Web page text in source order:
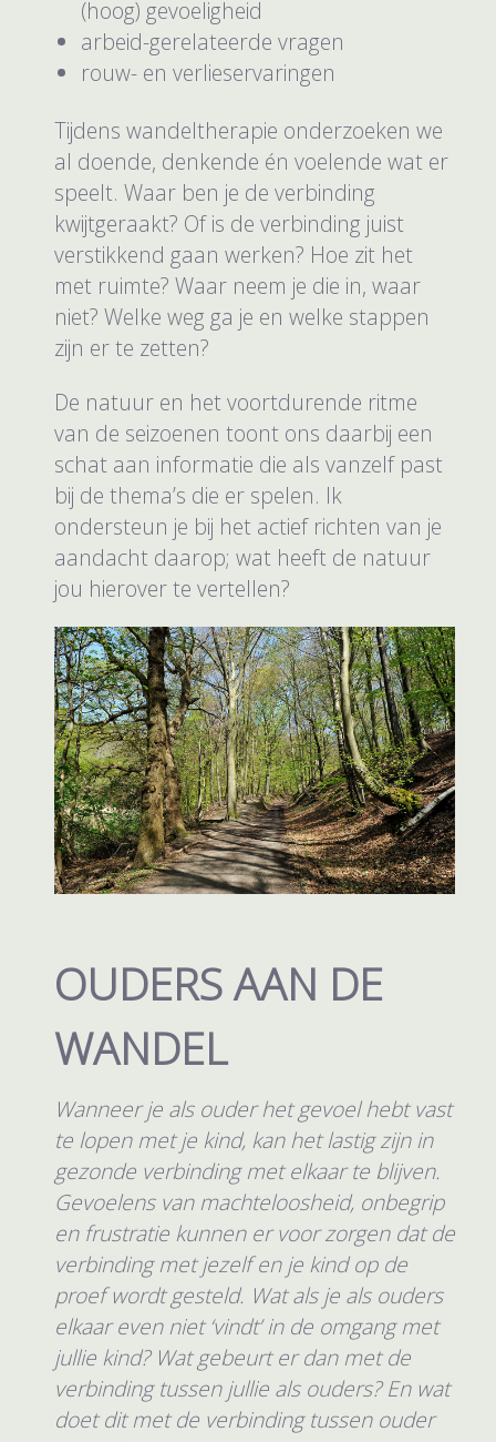
(hoog) gevoeligheid
arbeid-gerelateerde vragen
rouw- en verlieservaringen
Tijdens wandeltherapie onderzoeken we
al doende, denkende én voelende wat er
speelt. Waar ben je de verbinding
kwijtgeraakt? Of is de verbinding juist
verstikkend gaan werken? Hoe zit het
met ruimte? Waar neem je die in, waar
niet? Welke weg ga je en welke stappen
zijn er te zetten?
De natuur en het voortdurende ritme
van de seizoenen toont ons daarbij een
schat aan informatie die als vanzelf past
bij de thema’s die er spelen. Ik
ondersteun je bij het actief richten van je
aandacht daarop; wat heeft de natuur
jou hierover te vertellen?
OUDERS AAN DE
WANDEL
Wanneer je als ouder het gevoel hebt vast
te lopen met je kind, kan het lastig zijn in
gezonde verbinding met elkaar te blijven.
Gevoelens van machteloosheid, onbegrip
en frustratie kunnen er voor zorgen dat de
verbinding met jezelf en je kind op de
proef wordt gesteld. Wat als je als ouders
elkaar even niet ‘vindt’ in de omgang met
jullie kind? Wat gebeurt er dan met de
verbinding tussen jullie als ouders? En wat
doet dit met de verbinding tussen ouder